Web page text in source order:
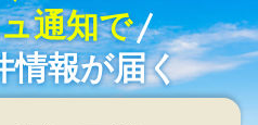
通知で
情報が届く